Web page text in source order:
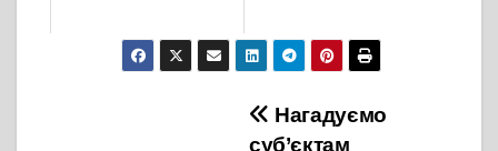
21 Січня, 2022
Нагадуємо
суб’єктам